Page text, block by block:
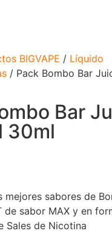
BIGVAPE / Líquido
/ Pack Bombo Bar
Bar
30ml
mejores sabores de
de sabor MAX y en
Sales de Nicotina